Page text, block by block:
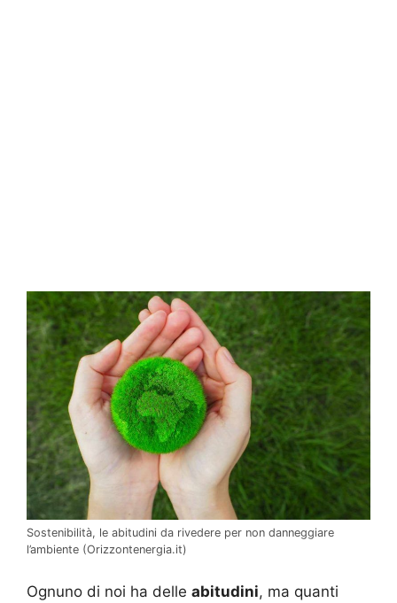
Sostenibilità, le abitudini da rivedere per non danneggiare
l’ambiente (Orizzontenergia.it)
Ognuno di noi ha delle abitudini, ma quanti